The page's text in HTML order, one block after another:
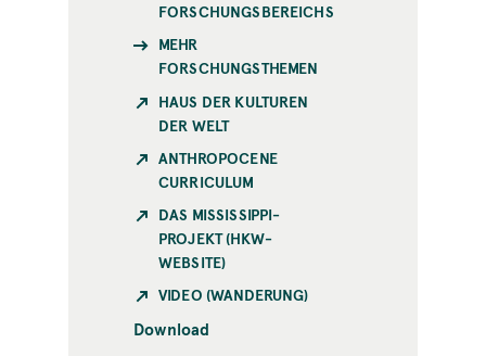
FORSCHUNGSBEREICHS
MEHR
FORSCHUNGSTHEMEN
HAUS DER KULTUREN
DER WELT
ANTHROPOCENE
CURRICULUM
DAS MISSISSIPPI-
PROJEKT (HKW-
WEBSITE)
VIDEO (WANDERUNG)
Download